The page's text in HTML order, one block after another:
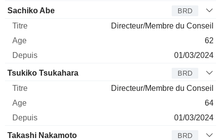
Sachiko Abe BRD
Directeur/Membre du Conseil
62
01/03/2024
Tsukiko Tsukahara BRD
Directeur/Membre du Conseil
64
01/03/2024
Takashi Nakamoto BRD